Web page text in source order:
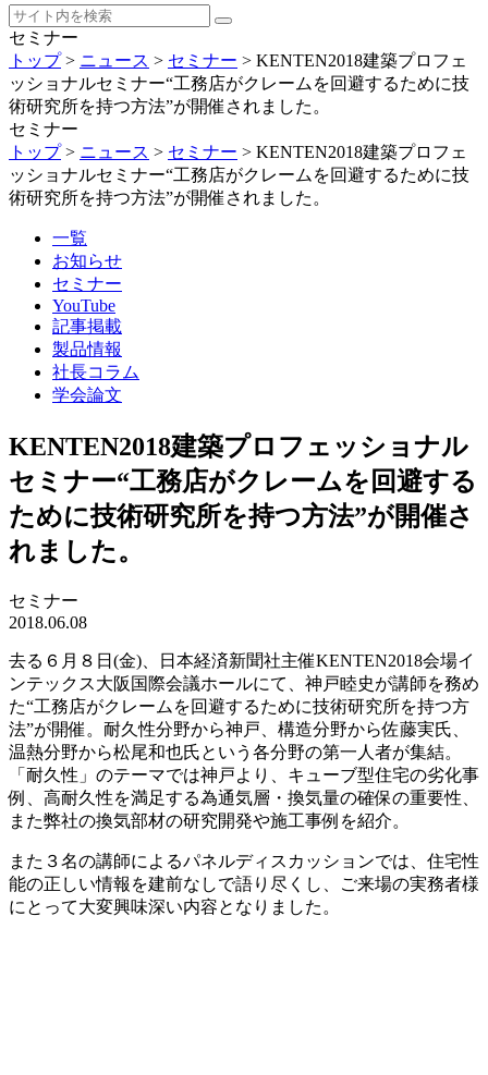
セミナー
トップ> ニュース > セミナー > KENTEN2018建築プロフェ
ッショナルセミナー“工務店がクレームを回避するために技
術研究所を持つ方法”が開催されました。
セミナー
トップ> ニュース > セミナー > KENTEN2018建築プロフェ
ッショナルセミナー“工務店がクレームを回避するために技
術研究所を持つ方法”が開催されました。
一覧
お知らせ
セミナー
YouTube
記事掲載
製品情報
社長コラム
学会論文
KENTEN2018建築プロフェッショナル
セミナー“工務店がクレームを回避する
ために技術研究所を持つ方法”が開催さ
れました。
セミナー
2018.06.08
去る６月８日(金)、日本経済新聞社主催KENTEN2018会場イ
ンテックス大阪国際会議ホールにて、神戸睦史が講師を務め
た“工務店がクレームを回避するために技術研究所を持つ方
法”が開催。耐久性分野から神戸、構造分野から佐藤実氏、
温熱分野から松尾和也氏という各分野の第一人者が集結。
「耐久性」のテーマでは神戸より、キューブ型住宅の劣化事
例、高耐久性を満足する為通気層・換気量の確保の重要性、
また弊社の換気部材の研究開発や施工事例を紹介。
また３名の講師によるパネルディスカッションでは、住宅性
能の正しい情報を建前なしで語り尽くし、ご来場の実務者様
にとって大変興味深い内容となりました。